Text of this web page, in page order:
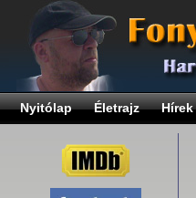
Nyitólap Életrajz Hírek